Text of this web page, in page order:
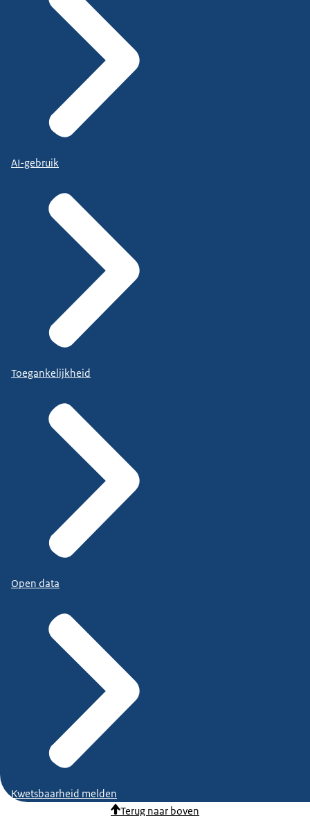
AI-gebruik
Toegankelijkheid
Open data
Kwetsbaarheid melden
Terug naar boven